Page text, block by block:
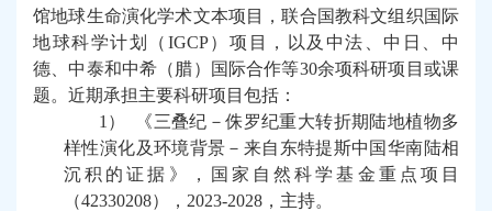
馆地球生命演化学术文本项目，联合国教科文组织国际
地球科学计划（ IGCP） 项目，以及 中法、中日
中
德、中泰和中希（腊）
国际合作等30余项科研项目或课
题。近期承担主要科研项目包括：
1）
《三叠纪－侏罗纪重大转折期陆地植物多
样性演化及环境背景－来自东特提斯中国华南陆相
沉积的证据 》，国家自然科学基金重点项目
（42330208）， 2023-2028 ，主持。